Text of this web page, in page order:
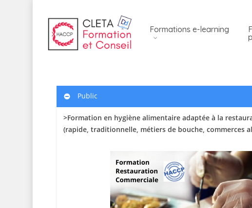
Formations e-learning
Public
>Formation en hygiène alimentaire adaptée à la
(rapide, traditionnelle, métiers de bouche, commerces